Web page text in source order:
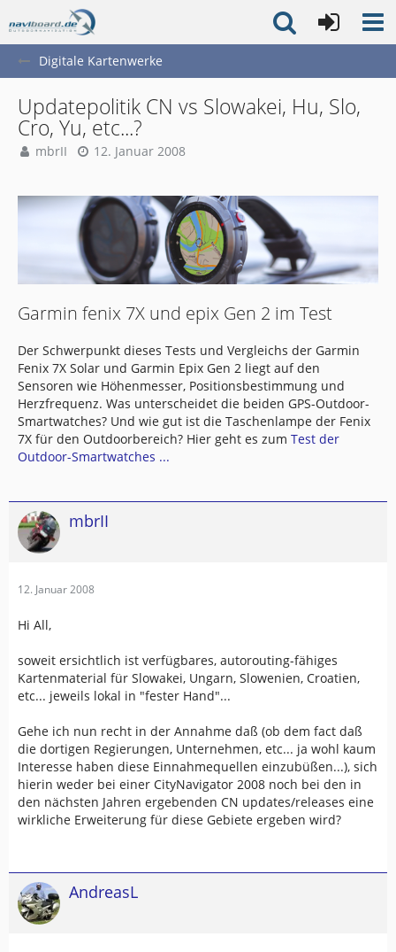
Digitale Kartenwerke
Updatepolitik CN vs Slowakei, Hu, Slo,
Cro, Yu, etc...?
mbrII 12. Januar 2008
Garmin fenix 7X und epix Gen 2 im Test
Der Schwerpunkt dieses Tests und Vergleichs der Garmin
Fenix 7X Solar und Garmin Epix Gen 2 liegt auf den
Sensoren wie Höhenmesser, Positionsbestimmung und
Herzfrequenz. Was unterscheidet die beiden GPS-Outdoor-
Smartwatches? Und wie gut ist die Taschenlampe der Fenix
7X für den Outdoorbereich? Hier geht es zum Test der
Outdoor-Smartwatches ...
mbrII
12. Januar 2008
Hi All,
soweit ersichtlich ist verfügbares, autorouting-fähiges
Kartenmaterial für Slowakei, Ungarn, Slowenien, Croatien,
etc... jeweils lokal in "fester Hand"...
Gehe ich nun recht in der Annahme daß (ob dem fact daß
die dortigen Regierungen, Unternehmen, etc... ja wohl kaum
Interesse haben diese Einnahmequellen einzubüßen...), sich
hierin weder bei einer CityNavigator 2008 noch bei den in
den nächsten Jahren ergebenden CN updates/releases eine
wirkliche Erweiterung für diese Gebiete ergeben wird?
AndreasL